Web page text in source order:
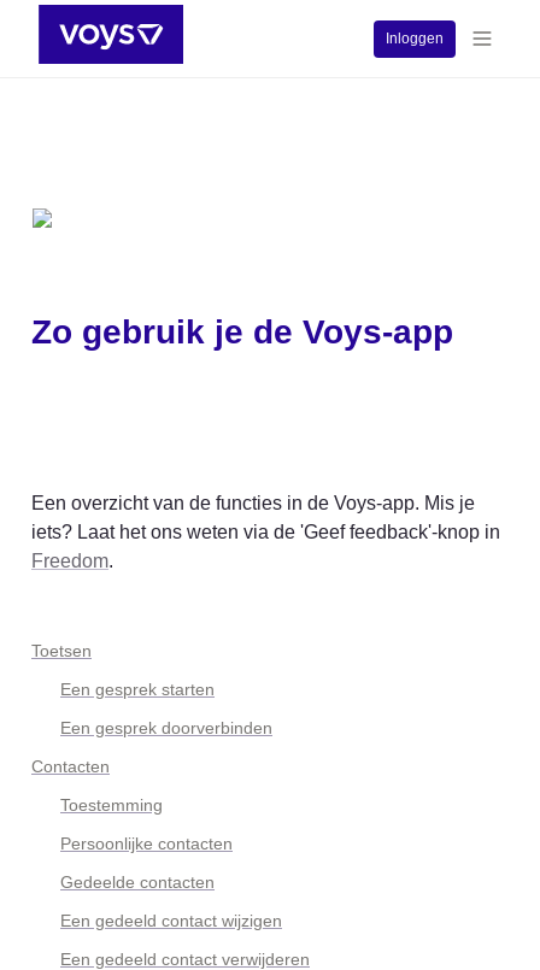
Inloggen
Zo gebruik je de Voys-app
Een overzicht van de functies in de Voys-app. Mis je
Freedom.
Toetsen
Een gesprek starten
Een gesprek doorverbinden
Contacten
Toestemming
Persoonlijke contacten
Gedeelde contacten
Een gedeeld contact wijzigen
Een gedeeld contact verwijderen